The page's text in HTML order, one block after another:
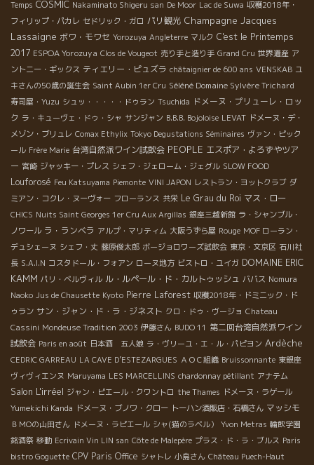
Temps COSMIC Nakaminato Shigeru san De Moor Lac de Suwa 収穫2018年・
フィリップ・パカレ セドリック・ガロ パリ観光 Champagne Jacques
Lassaigne ボワ・モワセ Yorozuya Angleterre マルク C'est le Printemps
2017 ESPOA Yorozuya Clos de Vougeot 売り手と造り手 Grand Cru 世界遺産 ア
ントニー・ギックス ティエリー・ピュズラ châtaignier de 600 ans VENSKAB ユ
キさんの50歳の誕生会 Saint Aubin 1er Cru Séléné Domaine Sylvère Trichard
寿司屋・Yuzu シュッ・・・・・ドゥラン Tsuchida ドメーヌ・プリューレ・ロッ
ク ラ・キューヴェ・ドゥ・シャ サンジャン B.B.B. Bojoloise LEVAT ドメーヌ・デ・
メゾン・ブリュレ Comax Ethylix Tokyo Degustations Séminaires ヴァン・ピック
ール Frère Marie 台湾自然派ワイン試飲会 PEOPLE エスポア・よろずやツア
ー 宮崎 ジャッキー・プレス シェフ・ジェローム・ジェグル SLOW FOOD
Louforosé Feu Katsuyama Piemonte VINI JAPON レストラン・ヨットクラブ ダ
ミアン・コクレ・ヌーヴォー フローランス 共栄 Le Grau du Roi マス・ロー
CHICS Nuits Saint Georges 1er Cru Aux Argillas 銀座三越新館 ラ・シャンブル・
ノワール ラ・ランベラ アルプ・マリティム 大阪うずら屋 Rouge MOF ローラン・
デュシェーヌ シェフ・丈 藤原俊太郎 ボージョロワーズ試飲会 東京・文京区 石川社
長 S.A.I.N コスタドール・フォアン ローヌ地方 ビストロ・ユイガ DOMAINE ERIC
KAMM パリ・ベルヴィル ル・ルペール・ド・カルトゥッシュ ババス Nomura
Naoko Jus de Chausette Kyoto Pierre Laforest 収穫2018年・ドミニック・ド
ゥラン サン・ジャン・ド・ラ・ジネスト クロ・ドゥ・ヴージョ Chateau
Cassini Mondeuse Tradition 2003 伊藤さん BUDO 11 第二回台湾自然派ワイン
試飲会 Paris en août 日本酒 五人娘 ラ・ヴリーユ・エ・ル・パピヨン Ardèche
CEDRIC GARREAU LA CAVE D’ESTEZARGUES ＡＯＣ組織 Bruissonnante 東銀座
ヴィヴィエンヌ Maruyama LES MARCELLINS chardonnay pétillant アナテム
Salon L'irréel ジャン・ピエール・クワントロ the Thames ドメーヌ・ラゲール
Yumekichi Kanda ドメーヌ・ブノワ・クロー トーハン酒販店・石橋さん マッシモ
ＢＭОの山田さん ドメーヌ・ラピエール シャ(猫のラベル） Yvon Metras 輪飲学園
銘酒祭 移動 Ecrivain Vin LIN san Côte de Malepère プラス・ド・ラ・ブルス Paris
bistro Goguette CPV Paris Office シャトレ 小島さん Château Puech-Haut